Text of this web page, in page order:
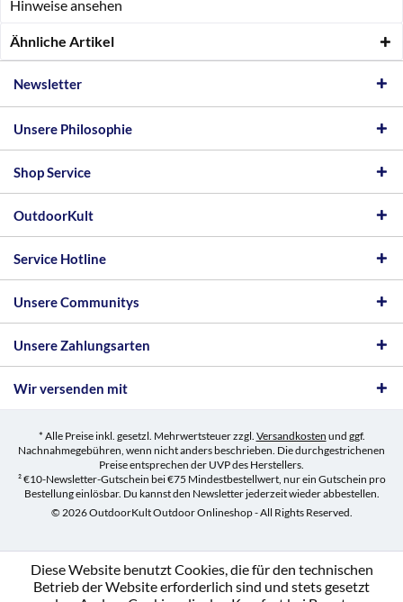
Hinweise ansehen
Ähnliche Artikel
Newsletter
Unsere Philosophie
Shop Service
OutdoorKult
Service Hotline
Unsere Communitys
Unsere Zahlungsarten
Wir versenden mit
* Alle Preise inkl. gesetzl. Mehrwertsteuer zzgl. Versandkosten und ggf.
Nachnahmegebühren, wenn nicht anders beschrieben. Die durchgestrichenen
Preise entsprechen der UVP des Herstellers.
² €10-Newsletter-Gutschein bei €75 Mindestbestellwert, nur ein Gutschein pro
Bestellung einlösbar. Du kannst den Newsletter jederzeit wieder abbestellen.
© 2026 OutdoorKult Outdoor Onlineshop - All Rights Reserved.
Diese Website benutzt Cookies, die für den technischen
Betrieb der Website erforderlich sind und stets gesetzt